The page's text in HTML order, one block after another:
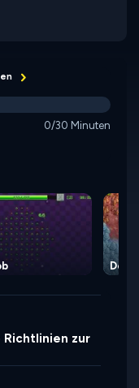
0/30 Minuten
Richtlinien zur